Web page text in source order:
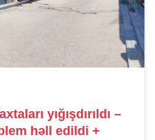
yığışdırıldı –
həll edildi +